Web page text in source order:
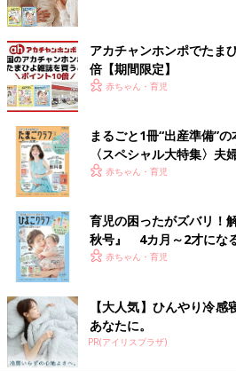
アカチャンホンポでたま
倍【期間限定】
赤ちゃん・育児
まるごと1冊“出産準備”
〈スペシャル大特集〉
赤ちゃん・育児
育児の困ったがズバリ！
秋号』 4カ月～2才にな
いっぱい！
赤ちゃん・育児
【大人気】ひんやり冷
あなたに。
PR(アイリスプラザ)